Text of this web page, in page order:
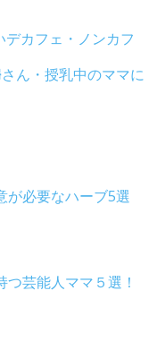
カフェ・ノンカフ
ん・授乳中のママに
が必要なハーブ5選
芸能人ママ５選！